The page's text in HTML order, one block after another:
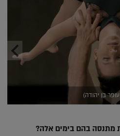
בן יהודה)
מתנסה בהם בימים אלה?